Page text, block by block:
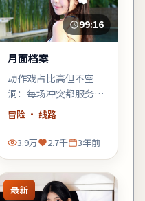
99:16
月面档案
动作戏占比高但不空
洞：每场冲突都服务于
人物弧光，林超贤擅长
的群像调度在此片依然
稳。
冒险 · 线路
3.9万 2.7千 3年前
最新